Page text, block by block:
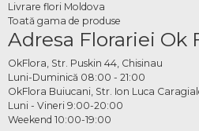
Livrare flori Moldova
Toată gama de produse
Adresa Florariei Ok
OkFlora, Str. Puskin 44, Chisinau
Luni-Duminică 08:00 - 21:00
OkFlora Buiucani, Str. Ion Luca
Luni - Vineri 9:00-20:00
Weekend 10:00-19:00